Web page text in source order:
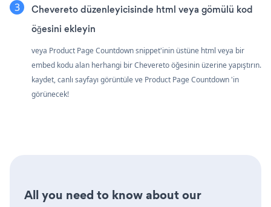
Chevereto düzenleyicisinde html veya gömülü kod
öğesini ekleyin
veya Product Page Countdown snippet'inin üstüne html veya bir
embed kodu alan herhangi bir Chevereto öğesinin üzerine yapıştırın.
kaydet, canlı sayfayı görüntüle ve Product Page Countdown 'in
görünecek!
All you need to know about our